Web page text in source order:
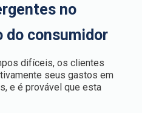
no
do consumidor
difíceis, os clientes
seus gastos em
e é provável que esta